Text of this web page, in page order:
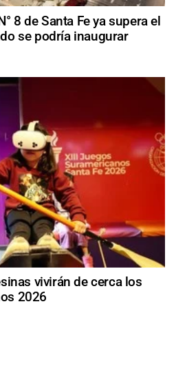
8 de Santa Fe ya supera el
se podría inaugurar
vivirán de cerca los
2026